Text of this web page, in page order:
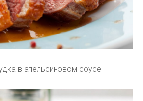
в апельсиновом соусе